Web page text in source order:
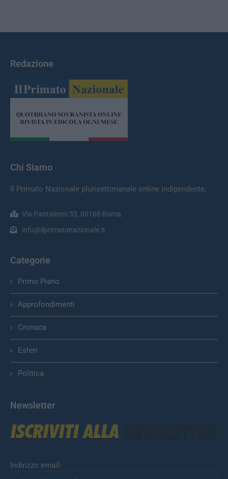
Redazione
Chi Siamo
Il Primato Nazionale plurisettimanale online indipendente;
Via Pantaleoni 33, 00166 Roma.
info@ilprimatonazionale.it
Categorie
Primo Piano
Approfondimenti
Cronaca
Esteri
Politica
Newsletter
Indirizzo email: